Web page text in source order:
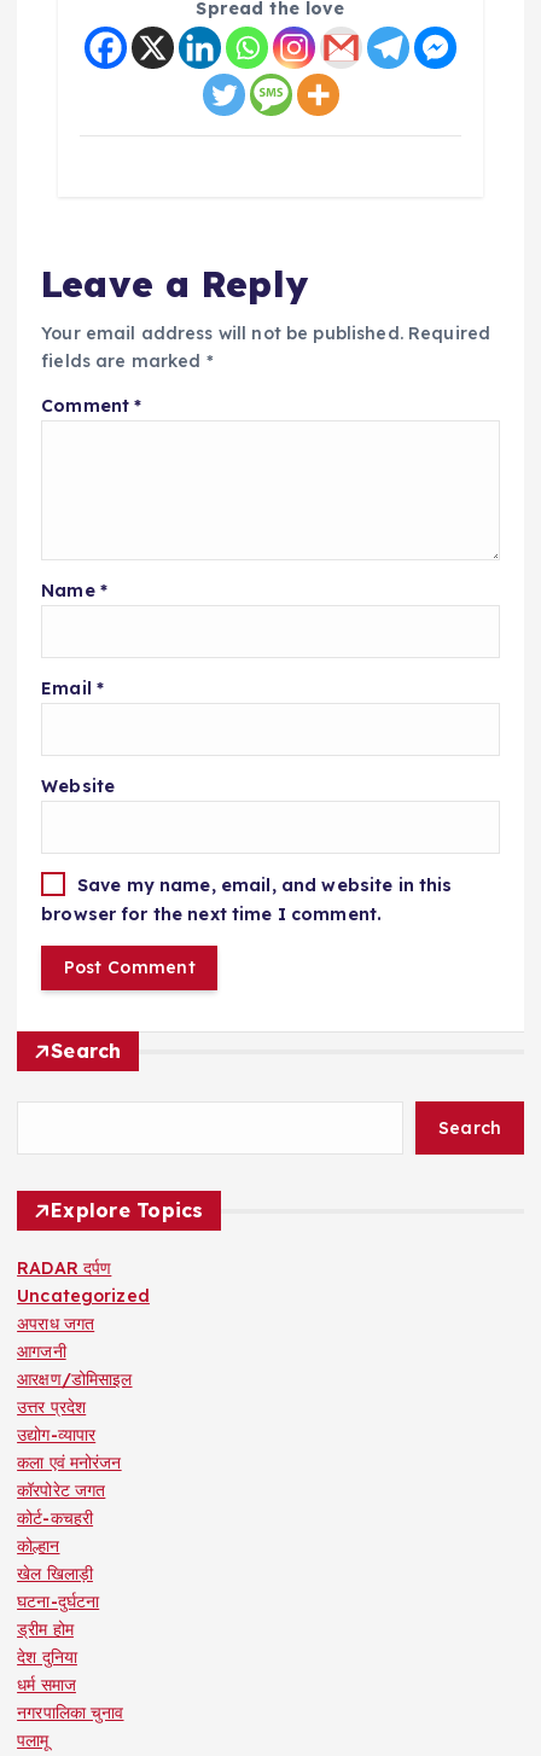
Spread the love
Leave a Reply
Your email address will not be published. Required
fields are marked *
Comment*
Name *
Email *
Website
Save my name, email, and website in this
browser for the next time I comment.
Search
Search
Explore Topics
RADAR दर्पण
Uncategorized
अपराध जगत
आगजनी
आरक्षण/डोमिसाइल
उत्तर प्रदेश
उद्योग-व्यापार
कला एवं मनोरंजन
कॉरपोरेट जगत
कोर्ट-कचहरी
कोल्हान
खेल खिलाड़ी
घटना-दुर्घटना
ड्रीम होम
देश दुनिया
धर्म समाज
नगरपालिका चुनाव
पलामू